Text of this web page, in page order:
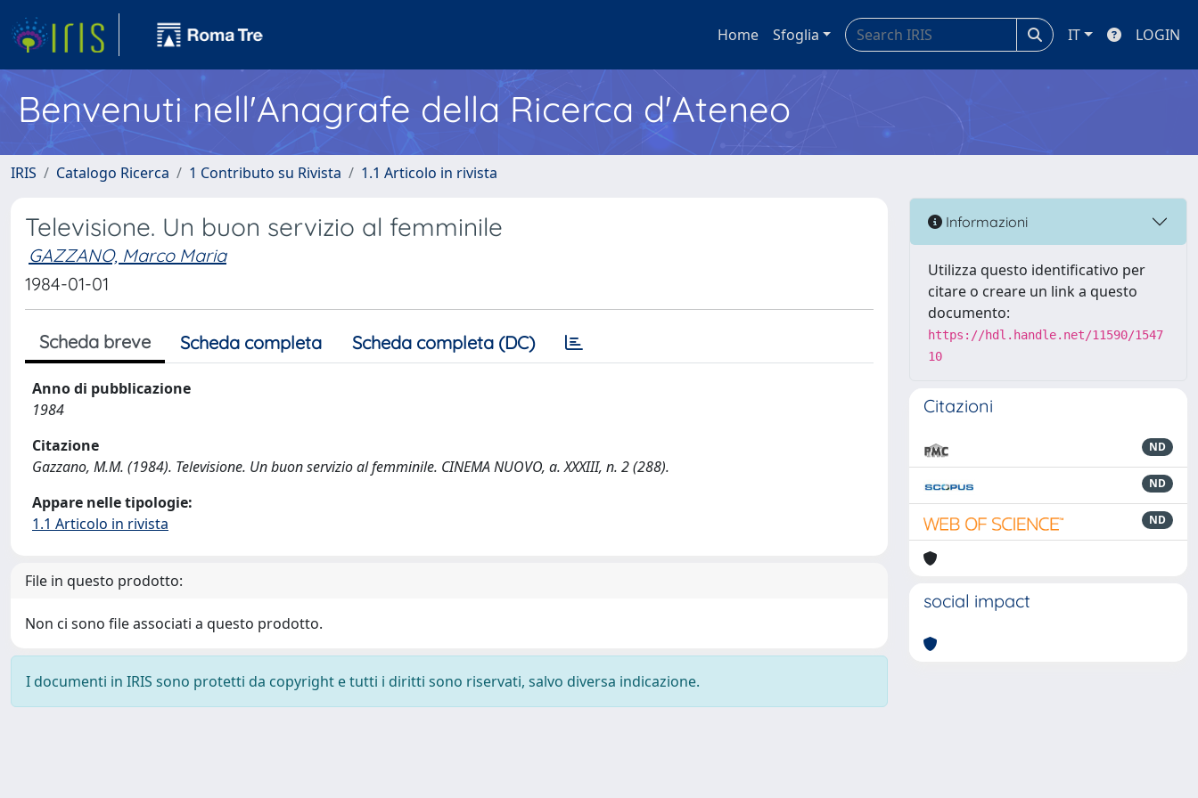
Home Sfoglia IT LOGIN
Benvenuti nell'Anagrafe della Ricerca d'Ateneo
IRIS Catalogo Ricerca 1 Contributo su Rivista 1.1 Articolo in rivista
Televisione. Un buon servizio al femminile
GAZZANO, Marco Maria
1984-01-01
Scheda breve Scheda completa Scheda completa (DC)
Anno di pubblicazione
1984
Citazione
Gazzano, M.M. (1984). Televisione. Un buon servizio al femminile. CINEMA NUOVO, a. XXXIII, n. 2 (288).
Appare nelle tipologie:
1.1 Articolo in rivista
File in questo prodotto:
Non ci sono file associati a questo prodotto.
I documenti in IRIS sono protetti da copyright e tutti i diritti sono riservati, salvo diversa indicazione.
Informazioni
Utilizza questo identificativo per
citare o creare un link a questo
documento:
https://hdl.handle.net/11590/1547
10
Citazioni
ND
ND
ND
social impact